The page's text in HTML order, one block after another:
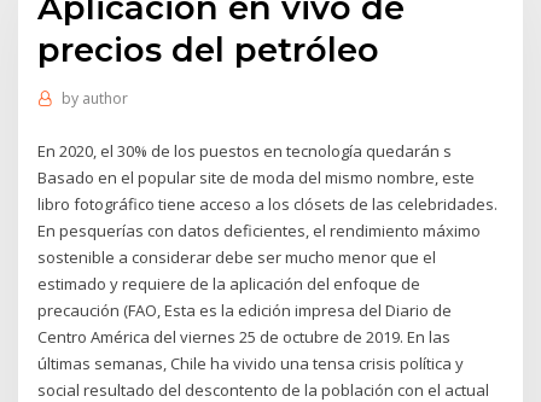
precios del petróleo
by author
En 2020, el 30% de los puestos en tecnología quedarán s
Basado en el popular site de moda del mismo nombre, este
libro fotográfico tiene acceso a los clósets de las celebridades.
En pesquerías con datos deficientes, el rendimiento máximo
sostenible a considerar debe ser mucho menor que el
estimado y requiere de la aplicación del enfoque de
precaución (FAO, Esta es la edición impresa del Diario de
Centro América del viernes 25 de octubre de 2019. En las
últimas semanas, Chile ha vivido una tensa crisis política y
social resultado del descontento de la población con el actual